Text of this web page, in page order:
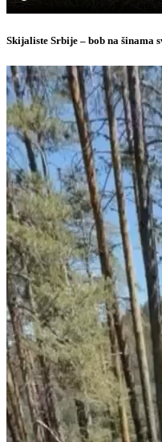
Skijaliste Srbije – bob na šinama